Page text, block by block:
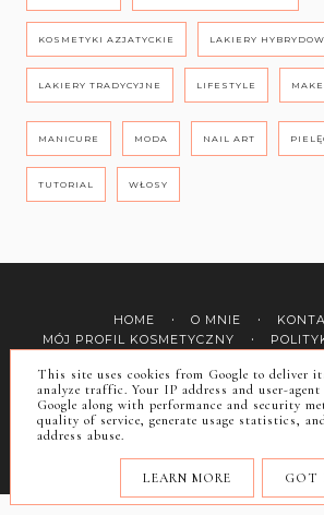
KOSMETYKI AZJATYCKIE LAKIERY
LAKIERY TRADYCYJNE LIFESTYLE
MANICURE MODA NAIL ART
TUTORIAL WŁOSY
HOME O MNIE
MÓJ PROFIL KOSMETYCZNY
instagram
This site uses cookies from Google to deliver
analyze traffic. Your IP address and user-agent
Google along with performance and security
quality of service, generate usage statistics,
address abuse.
LEARN MORE GOT